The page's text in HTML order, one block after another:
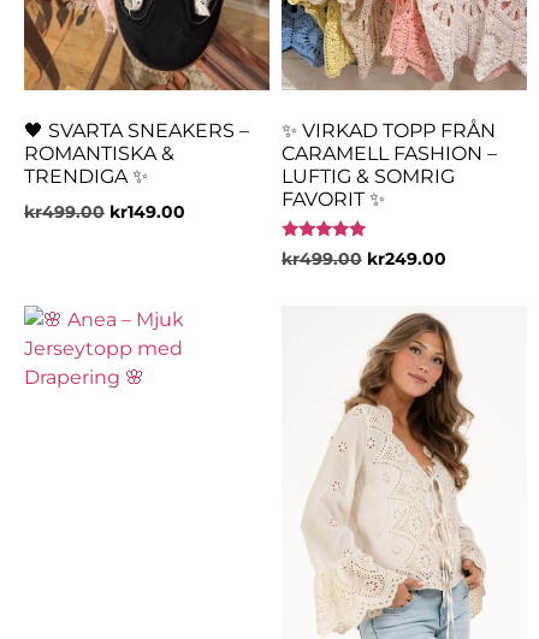
🖤 SVARTA SNEAKERS –
ROMANTISKA &
TRENDIGA ✨
kr499.00 kr149.00
✨ VIRKAD TOPP FRÅN
CARAMELL FASHION –
LUFTIG & SOMRIG
FAVORIT ✨
Betygsatt
5.00
kr499.00 kr249.00